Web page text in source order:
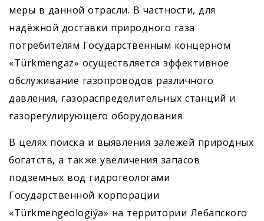
меры в данной отрасли. В частности, для
надёжной доставки природного газа
потребителям Государственным концерном
«Türkmengaz» осуществляется эффективное
обслуживание газопроводов различного
давления, газораспределительных станций и
газорегулирующего оборудования.
В целях поиска и выявления залежей природных
богатств, а также увеличения запасов
подземных вод гидрогеологами
Государственной корпорации
«Türkmengeologiýa» на территории Лебапского